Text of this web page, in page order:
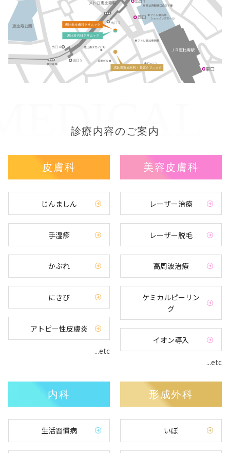
診療内容のご案内
皮膚科
じんましん
手湿疹
かぶれ
にきび
アトピー性皮膚炎
...etc
美容皮膚科
レーザー治療
レーザー脱毛
高周波治療
ケミカルピーリン
グ
イオン導入
...etc
内科
生活習慣病
形成外科
いぼ